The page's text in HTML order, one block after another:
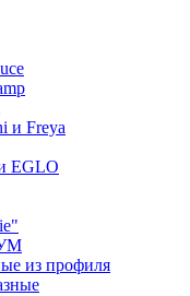
и Freya
EGLO
из профиля